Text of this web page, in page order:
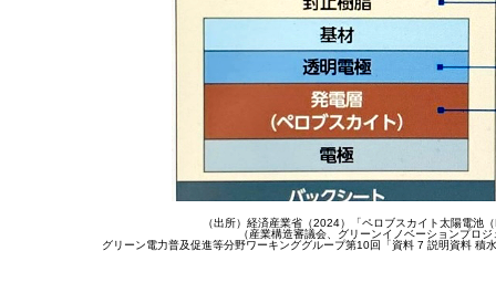
（出所）経済産業省（2024）「ペロブスカイト太陽電池
（産業構造審議会、グリーンイノベーションプロ
グリーン電力普及促進等分野ワーキンググループ第10回「資料 7 説明資料 積